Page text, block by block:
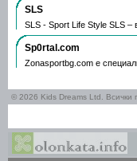
SLS
SLS - Sport Life Style SLS –
Sp0rtal.com
Zonasportbg.com e
© 2026 Kids Dreams Ltd. Всички